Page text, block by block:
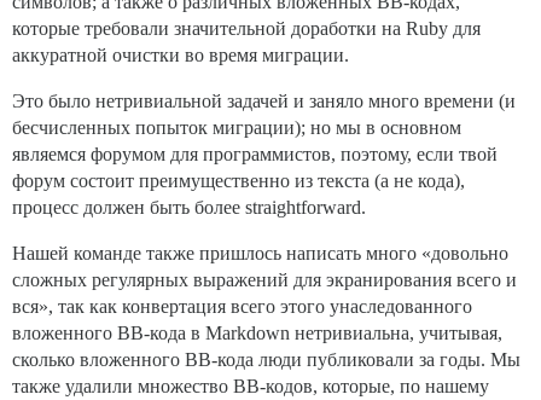
которые требовали значительной доработки на Ruby для
аккуратной очистки во время миграции.
Это было нетривиальной задачей и заняло много времени (и
бесчисленных попыток миграции); но мы в основном
являемся форумом для программистов, поэтому, если твой
форум состоит преимущественно из текста (а не кода),
процесс должен быть более straightforward.
Нашей команде также пришлось написать много «довольно
сложных регулярных выражений для экранирования всего и
вся», так как конвертация всего этого унаследованного
вложенного BB-кода в Markdown нетривиальна, учитывая,
сколько вложенного BB-кода люди публиковали за годы. Мы
также удалили множество BB-кодов, которые, по нашему